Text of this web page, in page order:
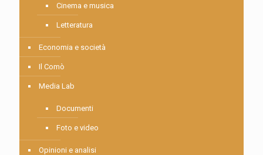
Cinema e musica
Letteratura
Economia e società
Il Comò
Media Lab
Documenti
Foto e video
Opinioni e analisi